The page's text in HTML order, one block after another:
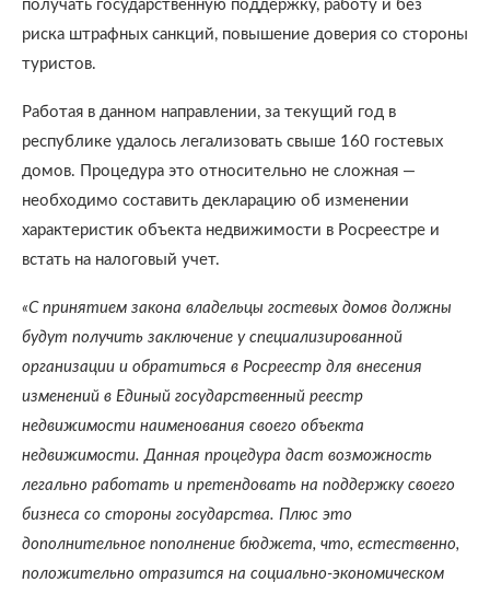
получать государственную поддержку, работу и без
риска штрафных санкций, повышение доверия со стороны
туристов.
Работая в данном направлении, за текущий год в
республике удалось легализовать свыше 160 гостевых
домов. Процедура это относительно не сложная —
необходимо составить декларацию об изменении
характеристик объекта недвижимости в Росреестре и
встать на налоговый учет.
«С принятием закона владельцы гостевых домов должны
будут получить заключение у специализированной
организации и обратиться в Росреестр для внесения
изменений в Единый государственный реестр
недвижимости наименования своего объекта
недвижимости. Данная процедура даст возможность
легально работать и претендовать на поддержку своего
бизнеса со стороны государства. Плюс это
дополнительное пополнение бюджета, что, естественно,
положительно отразится на социально-экономическом